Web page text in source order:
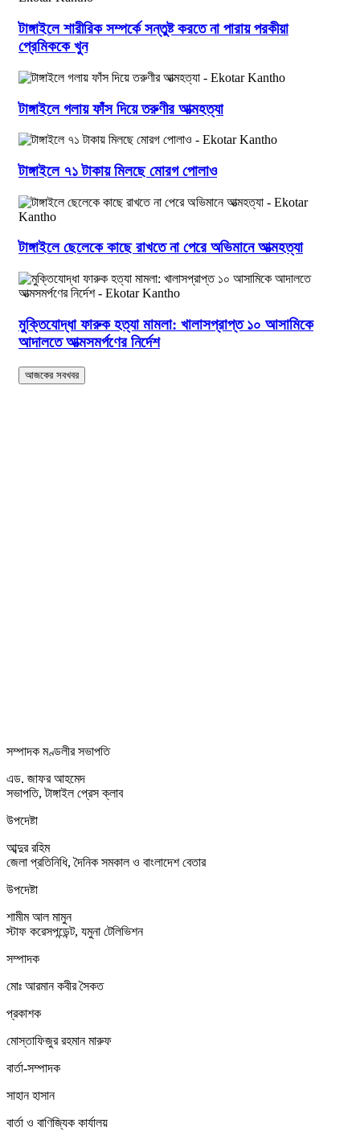
টাঙ্গাইলে শারীরিক সম্পর্কে সন্তুষ্ট করতে না পারায় পরকীয়া
প্রেমিককে খুন
টাঙ্গাইলে গলায় ফাঁস দিয়ে তরুণীর আত্মহত্যা
টাঙ্গাইলে ৭১ টাকায় মিলছে মোরগ পোলাও
টাঙ্গাইলে ছেলেকে কাছে রাখতে না পেরে অভিমানে আত্মহত্যা
মুক্তিযোদ্ধা ফারুক হত্যা মামলা: খালাসপ্রাপ্ত ১০ আসামিকে
আদালতে আত্মসমর্পণের নির্দেশ
সম্পাদক মণ্ডলীর সভাপতি
এড. জাফর আহমেদ
সভাপতি, টাঙ্গাইল প্রেস ক্লাব
উপদেষ্টা
আব্দুর রহিম
জেলা প্রতিনিধি, দৈনিক সমকাল ও বাংলাদেশ বেতার
উপদেষ্টা
শামীম আল মামুন
স্টাফ করেসপন্ডেন্ট, যমুনা টেলিভিশন
সম্পাদক
মোঃ আরমান কবীর সৈকত
প্রকাশক
মোস্তাফিজুর রহমান মারুফ
বার্তা-সম্পাদক
সাহান হাসান
বার্তা ও বাণিজ্যিক কার্যালয়